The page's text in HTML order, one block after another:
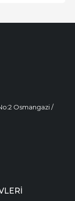
Osmangazi /